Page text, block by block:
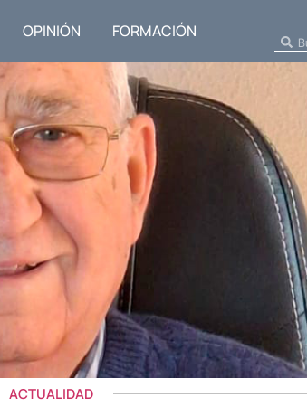
OPINIÓN FORMACIÓN
ACTUALIDAD